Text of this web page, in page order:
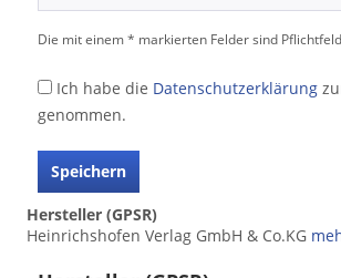
Die mit einem * markierten Felder sind
Ich habe die Datenschutzerklärung
genommen.
Speichern
Hersteller (GPSR)
Heinrichshofen Verlag GmbH & Co.KG